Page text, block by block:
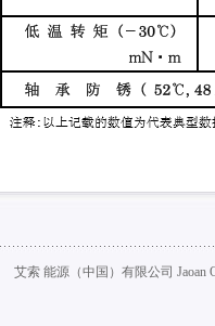
艾索 能源（中国）有限公司 Jaoan